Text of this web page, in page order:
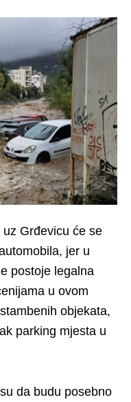
Grđevicu će se
jer u
postoje legalna
u ovom
objekata,
parking mjesta u
da budu posebno